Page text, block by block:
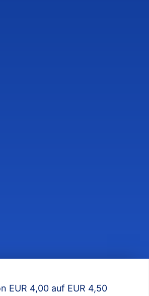
EUR 4,00 auf EUR 4,50